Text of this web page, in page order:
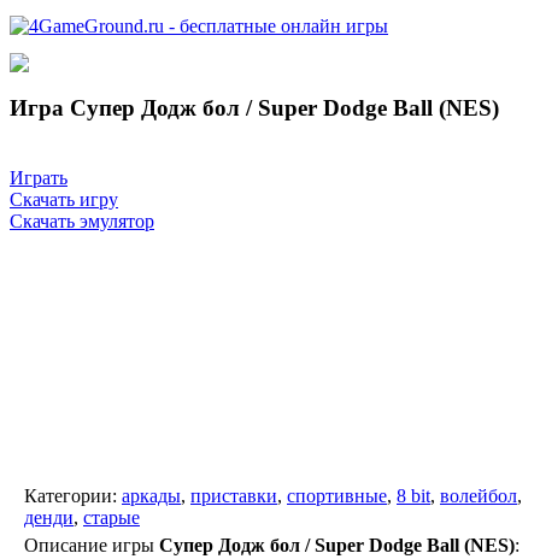
Игра Супер Додж бол / Super Dodge Ball (NES)
Играть
Скачать игру
Скачать эмулятор
Категории: аркады, приставки, спортивные, 8 bit, волейбол,
денди, старые
Описание игры Супер Додж бол / Super Dodge Ball (NES):